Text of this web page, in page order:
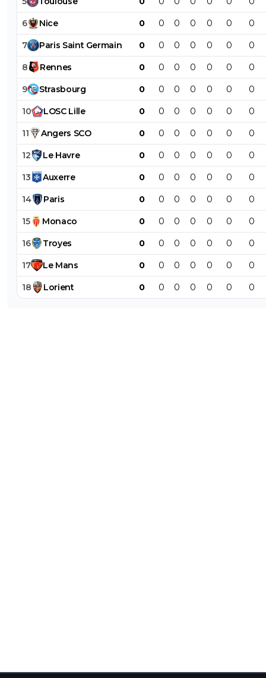
6 Nice 0 0 0 0 0 0 0
7 Paris Saint Germain 0 0 0 0 0 0 0
8 Rennes 0 0 0 0 0 0 0
9 Strasbourg 0 0 0 0 0 0 0
10 LOSC Lille 0 0 0 0 0 0 0
11 Angers SCO 0 0 0 0 0 0 0
12 Le Havre 0 0 0 0 0 0 0
13 Auxerre 0 0 0 0 0 0 0
14 Paris 0 0 0 0 0 0 0
15 Monaco 0 0 0 0 0 0 0
16 Troyes 0 0 0 0 0 0 0
17 Le Mans 0 0 0 0 0 0 0
18 Lorient 0 0 0 0 0 0 0